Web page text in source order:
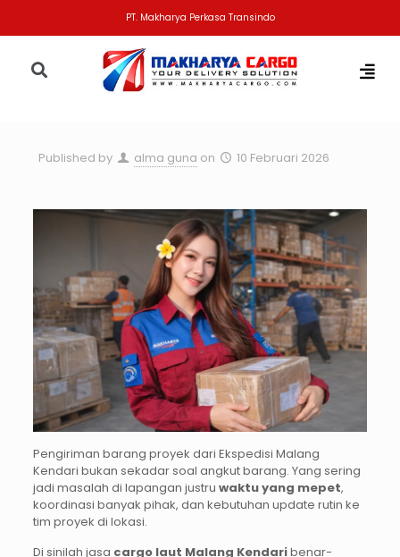
PT. Makharya Perkasa Transindo
Published by alma guna on 10 Februari 2026
Pengiriman barang proyek dari Ekspedisi Malang
Kendari bukan sekadar soal angkut barang. Yang sering
jadi masalah di lapangan justru waktu yang mepet,
koordinasi banyak pihak, dan kebutuhan update rutin ke
tim proyek di lokasi.
Di sinilah jasa cargo laut Malang Kendaribenar-